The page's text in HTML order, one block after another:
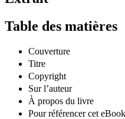
Table des matières
Couverture
Titre
Copyright
Sur l’auteur
À propos du livre
Pour référencer cet eBook